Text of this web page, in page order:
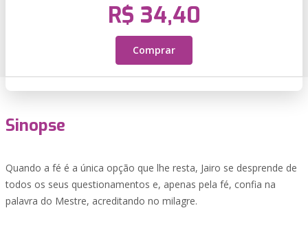
R$ 34,40
Comprar
Sinopse
Quando a fé é a única opção que lhe resta, Jairo se desprende de
todos os seus questionamentos e, apenas pela fé, confia na
palavra do Mestre, acreditando no milagre.